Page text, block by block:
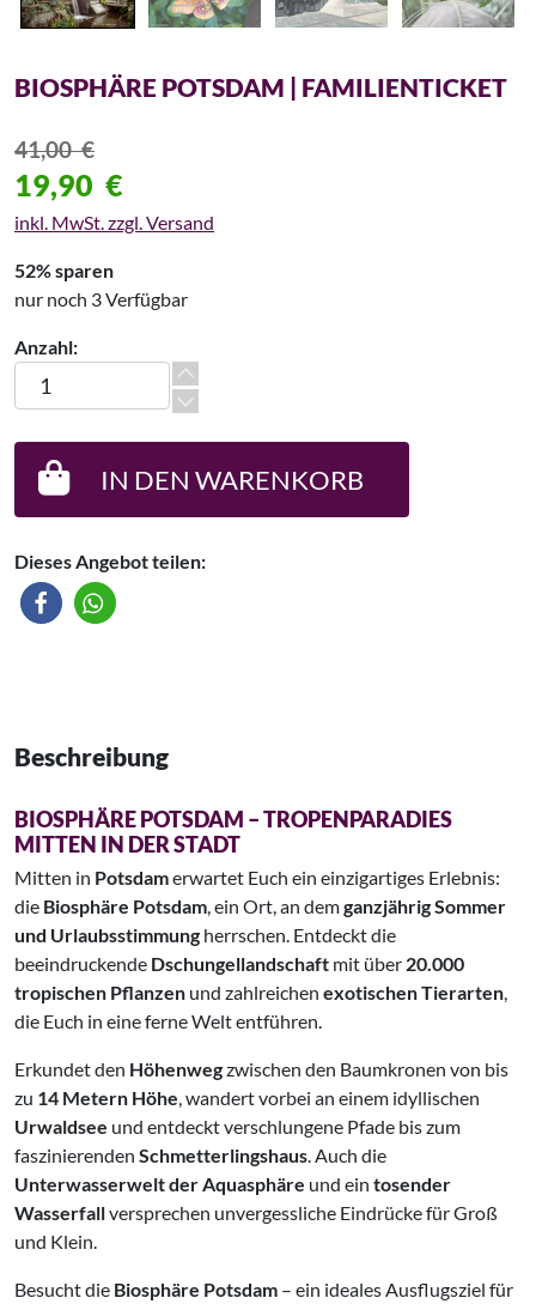
BIOSPHÄRE POTSDAM | FAMILIENTICKET
41,00€
19,90 €
inkl. MwSt. zzgl. Versand
52% sparen
nur noch 3 Verfügbar
Anzahl:
Biosphäre Potsdam | Familienticket Menge
IN DEN WARENKORB
Dieses Angebot teilen:
Beschreibung
BIOSPHÄRE POTSDAM – TROPENPARADIES
MITTEN IN DER STADT
Mitten in Potsdamerwartet Euch ein einzigartiges Erlebnis:
die Biosphäre Potsdam , ein Ort, an demganzjährig Sommer
und Urlaubsstimmung herrschen. Entdeckt die
beeindruckende Dschungellandschaft mit über 20.000
tropischen Pflanzen und zahlreichen exotischen Tierarten
die Euch in eine ferne Welt entführen.
Erkundet den Höhenwegzwischen den Baumkronen von bis
zu 14 Metern Höhe , wandert vorbei an einem idyllischen
Urwaldsee und entdeckt verschlungene Pfade bis zum
faszinierenden Schmetterlingshaus . Auch die
Unterwasserwelt der Aquasphäre und ein tosender
Wasserfallversprechen unvergessliche Eindrücke für Groß
und Klein.
Besucht die Biosphäre Potsdam – ein ideales Ausflugsziel für